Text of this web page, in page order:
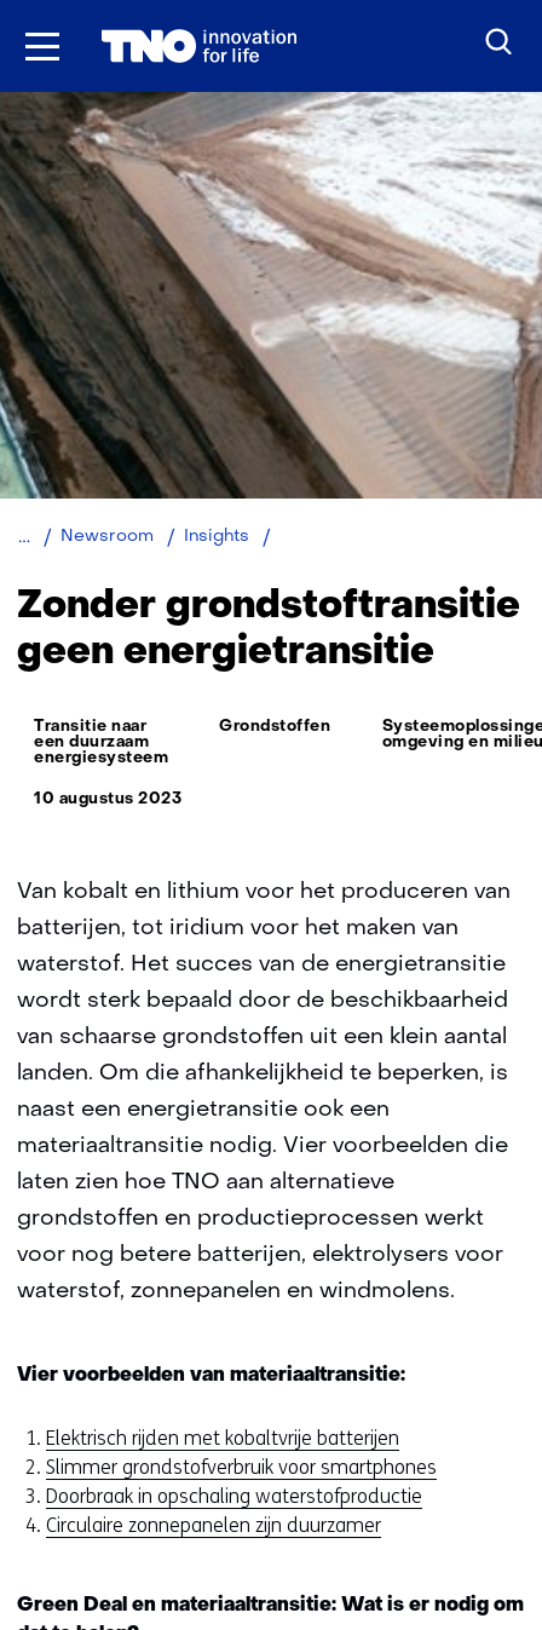
Ga
Newsroom Insights
geen
energietransitie
Zonder grondstoftransitie
geen energietransitie
Thema:
Transitie naar
een duurzaam
energiesysteem
Grondstoffen
omgeving en
10 augustus 2023
Van kobalt en lithium voor het produceren van
batterijen, tot iridium voor het maken van
waterstof. Het succes van de energietransitie
wordt sterk bepaald door de beschikbaarheid
van schaarse grondstoffen uit een klein aantal
landen. Om die afhankelijkheid te beperken, is
naast een energietransitie ook een
materiaaltransitie nodig. Vier voorbeelden die
laten zien hoe TNO aan alternatieve
grondstoffen en productieprocessen werkt
voor nog betere batterijen, elektrolysers voor
waterstof, zonnepanelen en windmolens.
Vier voorbeelden van materiaaltransitie:
Elektrisch rijden met kobaltvrije batterijen
Slimmer grondstofverbruik voor smartphones
Doorbraak in opschaling waterstofproductie
Circulaire zonnepanelen zijn duurzamer
Green Deal en materiaaltransitie: Wat is er nodig om